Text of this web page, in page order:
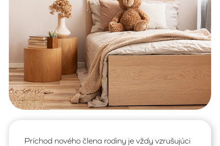
Príchod nového člena rodiny je vždy vzrušujúci